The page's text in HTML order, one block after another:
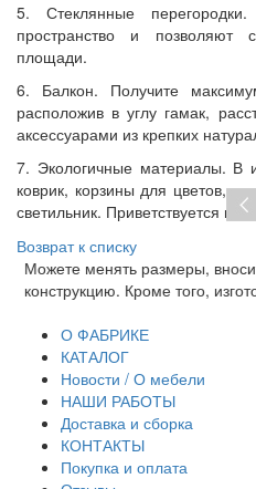
5. Стеклянные
пространство и позволяют
площади.
6. Балкон. Получите
расположив в углу гамак,
аксессуарами из крепких
7. Экологичные материалы. В
коврик, корзины для цветов,
светильник. Приветствуется
Возврат к списку
Можете менять размеры,
конструкцию. Кроме того,
О ФАБРИКЕ
КАТАЛОГ
Новости / О мебели
НАШИ РАБОТЫ
Доставка и сборка
КОНТАКТЫ
Покупка и оплата